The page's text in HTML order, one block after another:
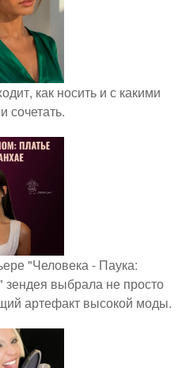
как носить и с какими
сочетать.
"Человека - Паука:
выбрала не просто
артефакт высокой моды.